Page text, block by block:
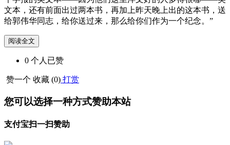
文本，还有前面出过两本书，再加上昨天晚上出的这本书，送
给郭伟华同志，给你送过来，那么给你们作为一个纪念。”
阅读全文
0 个人 已赞
赞一个 收藏 (0) 打赏
您可以选择一种方式赞助本站
支付宝扫一扫赞助